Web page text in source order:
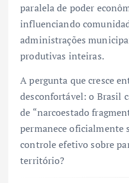
paralela de poder
influenciando
administrações
produtivas inteiras.
A pergunta que cresce
desconfortável: o Brasil
de “narcoestado
permanece oficialmente
controle efetivo sobre
território?